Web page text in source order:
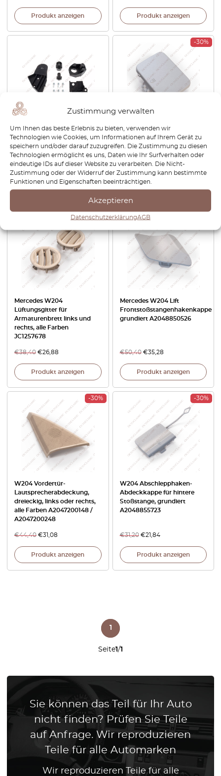
Zustimmung verwalten
Um Ihnen das beste Erlebnis zu bieten, verwenden wir
Technologien wie Cookies, um Informationen auf Ihrem Gerät zu
speichern und/oder darauf zuzugreifen. Die Zustimmung zu diesen
Technologien ermöglicht es uns, Daten wie Ihr Surfverhalten oder
eindeutige IDs auf dieser Website zu verarbeiten. Die Nicht-
Zustimmung oder der Widerruf der Zustimmung kann bestimmte
Funktionen und Eigenschaften beeinträchtigen.
Akzeptieren
DatenschutzerklärungAGB
Produkt anzeigen Produkt anzeigen
Mercedes W204
Reparatursatz für linken
Scheinwerfer A2048201114
38,40
Produkt anzeigen
-30%
Mercedes W204
Heckstoßstangen-
Abschleppösenabdeckung
grundiert A2048850923
€ 25,20 17,64
Produkt anzeigen
-30%
Mercedes W204
Lüftungsgitter für
Armaturenbrett links und
rechts, alle Farben
JC1257678
€38,40 €26,88
Produkt anzeigen
Mercedes W204 Lift
Frontstoßstangenhakenkappe
grundiert A2048850526
€50,40 €35,28
Produkt anzeigen
-30%
W204 Vordertür-
Lautsprecherabdeckung,
dreieckig, links oder rechts,
alle Farben A2047200148 /
A2047200248
€44,40 €31,08
Produkt anzeigen
-30%
W204 Abschlepphaken-
Abdeckkappe für hintere
Stoßstange, grundiert
A2048855723
€31,20 €21,84
Produkt anzeigen
Seite1/1
1
Sie können das Teil für Ihr Auto
nicht finden? Prüfen Sie Teile
auf Anfrage. Wir reproduzieren
Teile für alle Automarken
Wir reproduzieren Teile für alle